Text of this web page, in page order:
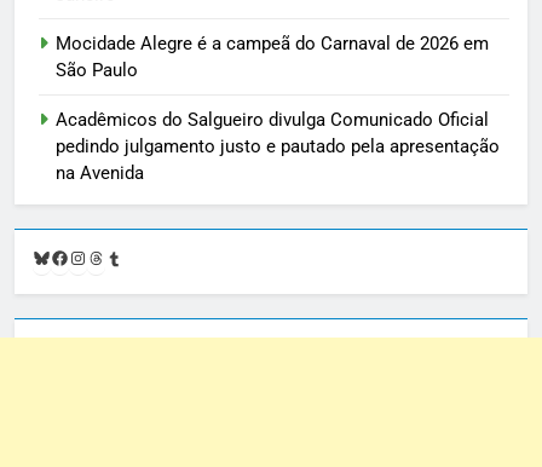
Mocidade Alegre é a campeã do Carnaval de 2026 em
São Paulo
Acadêmicos do Salgueiro divulga Comunicado Oficial
pedindo julgamento justo e pautado pela apresentação
na Avenida
Bluesky
Facebook
Instagram
Threads